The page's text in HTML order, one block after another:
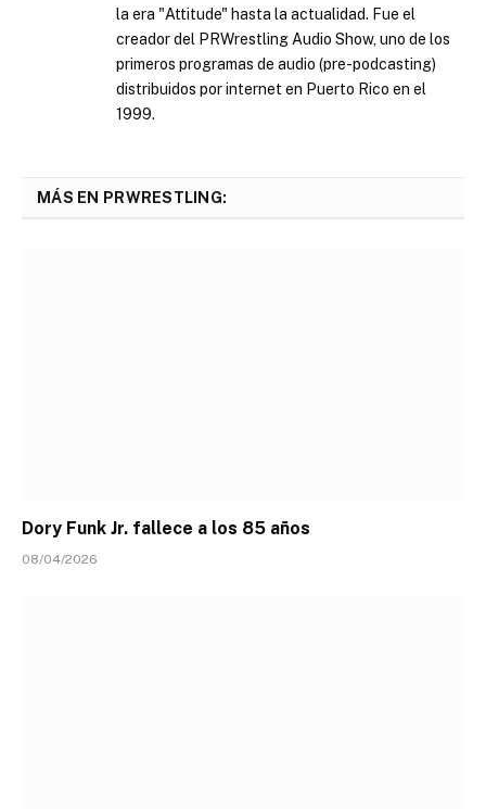
la era "Attitude" hasta la actualidad. Fue el
creador del PRWrestling Audio Show, uno de los
primeros programas de audio (pre-podcasting)
distribuidos por internet en Puerto Rico en el
1999.
MÁS EN PRWRESTLING:
Dory Funk Jr. fallece a los 85 años
08/04/2026